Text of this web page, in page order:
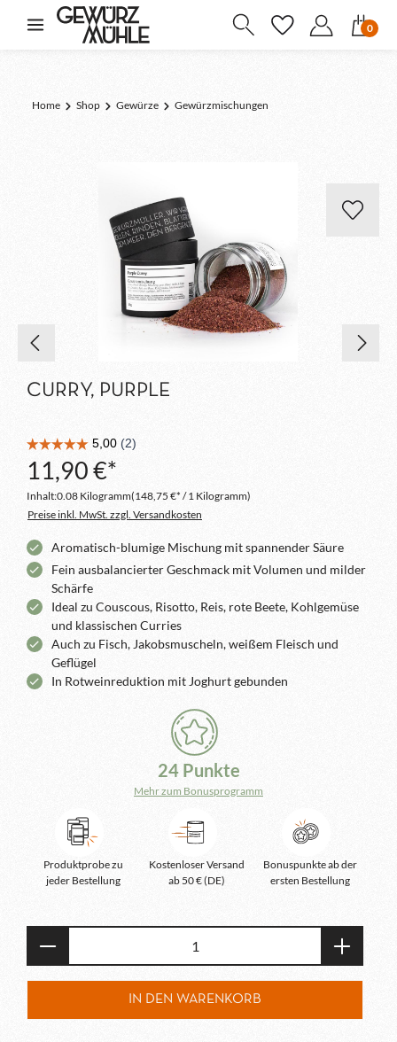
springen
0
Home Shop Gewürze Gewürzmischungen
CURRY, PURPLE
11,90 €*
Inhalt:0.08 Kilogramm(148,75 €* / 1 Kilogramm)
Preise inkl. MwSt. zzgl. Versandkosten
Aromatisch-blumige Mischung mit spannender Säure
Fein ausbalancierter Geschmack mit Volumen und milder
Schärfe
Ideal zu Couscous, Risotto, Reis, rote Beete, Kohlgemüse
und klassischen Curries
Auch zu Fisch, Jakobsmuscheln, weißem Fleisch und
Geflügel
In Rotweinreduktion mit Joghurt gebunden
24 Punkte
Mehr zum Bonusprogramm
Produktprobe zu
jeder Bestellung
Kostenloser Versand
ab 50 € (DE)
Bonuspunkte ab der
ersten Bestellung
Produkt Anzahl: Gib den gewünschten
IN DEN WARENKORB